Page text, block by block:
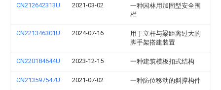
CN212642313U 2021-03-02
一种园林用加固型安全围
栏
CN221346301U 2024-07-16
用于立杆与梁距离过大的
脚手架搭建装置
CN220184644U 2023-12-15 一种建筑模板扣式结构
CN213597547U 2021-07-02 一种防位移动的斜撑构件